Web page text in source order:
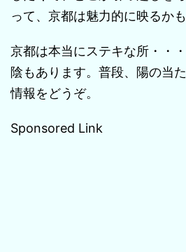
って、京都は魅力的に映るか
京都は本当にステキな所・・
陰もあります。普段、陽の当
情報をどうぞ。
Sponsored Link